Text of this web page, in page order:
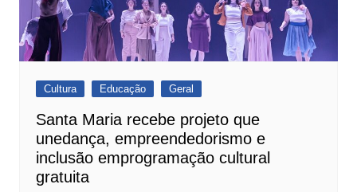
Cultura Educação Geral
Santa Maria recebe projeto que
unedança, empreendedorismo e
inclusão emprogramação cultural
gratuita